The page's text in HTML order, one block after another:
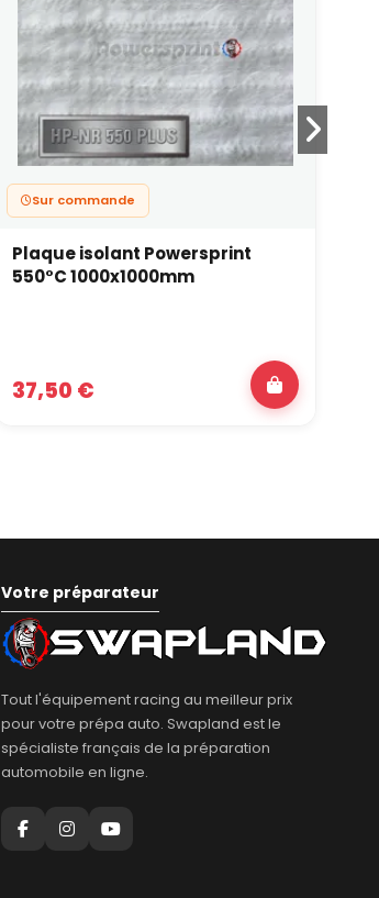
Sur commande
Plaque isolant Powersprint
550°C 1000x1000mm
37,50 €
Votre préparateur
Tout l'équipement racing au meilleur prix
pour votre prépa auto. Swapland est le
spécialiste français de la préparation
automobile en ligne.